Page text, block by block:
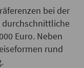
bei der
durchschnittliche
Euro. Neben
rund